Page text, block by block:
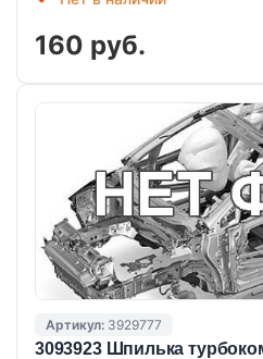
160 руб.
Артикул: 3929777
3093923 Шпилька